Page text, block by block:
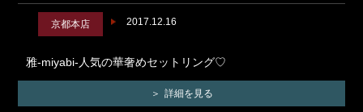
2017.12.16
京都本店
雅-miyabi-人気の華奢めセットリング♡
詳細を見る